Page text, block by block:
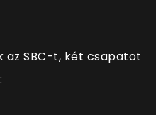
az SBC-t, két csapatot